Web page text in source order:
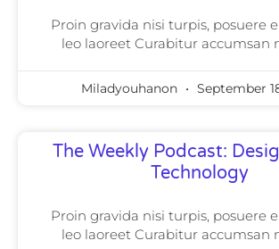
Proin gravida nisi turpis, posuere
leo laoreet Curabitur accumsan
Miladyouhanon September
The Weekly Podcast:
Technology
Proin gravida nisi turpis, posuere
leo laoreet Curabitur accumsan